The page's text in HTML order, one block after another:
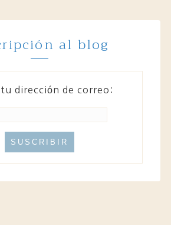
al blog
tu dirección de correo: